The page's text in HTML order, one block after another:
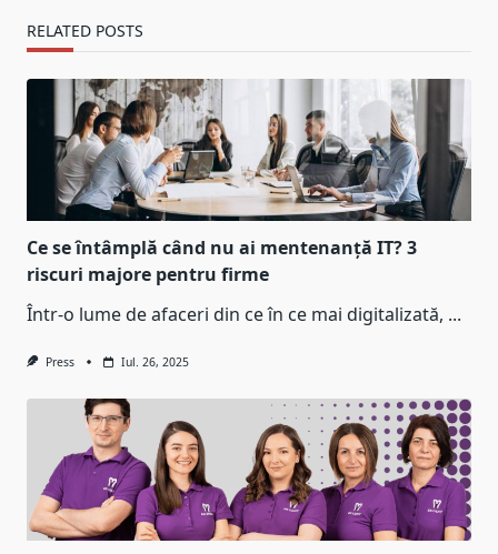
RELATED POSTS
Ce se întâmplă când nu ai mentenanță IT? 3
riscuri majore pentru firme
Într-o lume de afaceri din ce în ce mai digitalizată, ...
Press Iul. 26, 2025